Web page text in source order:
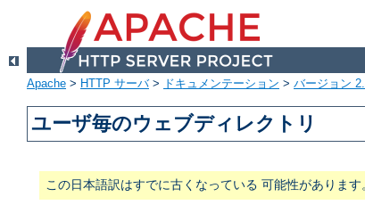
Apache > HTTP サーバ> ドキュメンテーション > バージョン
ユーザ毎のウェブディレクトリ
この日本語訳はすでに古くなっている 可能性がありま